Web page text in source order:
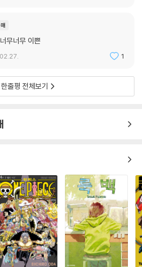
무너무 이쁜
1
한줄평 전체보기